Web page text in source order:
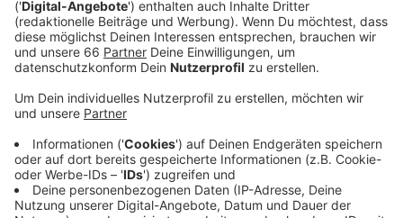
Veröffentlicht:Dienstag, 22.04.2025 06:37
Anzeige